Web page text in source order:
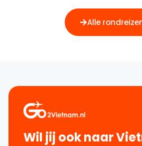
Alle
Wil jij ook naar